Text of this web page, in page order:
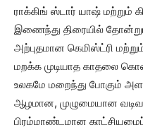
ராக்கிங் ஸ்டார் யாஷ் மற்றும்
இணைந்து திரையில்
அற்புதமான கெமிஸ்ட்ரி
மறக்க முடியாத காதலை
உலகமே மறைந்து போகும்
ஆழமான, முழுமையான
பிரம்மாண்டமான